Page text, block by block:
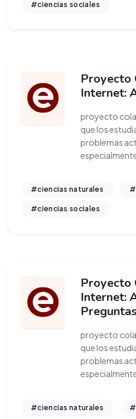
#ciencias sociales
Proyecto
Internet:
proyecto
que los
problemas
#ciencias naturales
#ciencias sociales
Proyecto
Internet:
Preguntas
proyecto
que los
problemas
#ciencias naturales